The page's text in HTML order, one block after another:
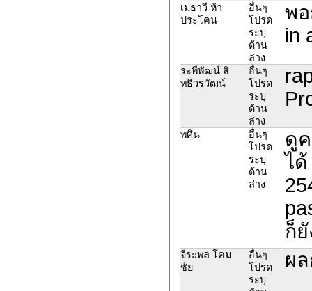
เมธาวี ห้า
ประโคน
อื่นๆ
โปรด
ระบุ
ด้าน
ล่าง
พ
in
ระพีพัฒน์ สิ
ทธิวรวัฒน์
อื่นๆ
โปรด
ระบุ
ด้าน
ล่าง
พศิน
อื่นๆ
โปรด
ระบุ
ด้าน
ล่าง
ดู
ได้
ก็
จีระพล โคม
ชัย
อื่นๆ
โปรด
ระบุ
ผ